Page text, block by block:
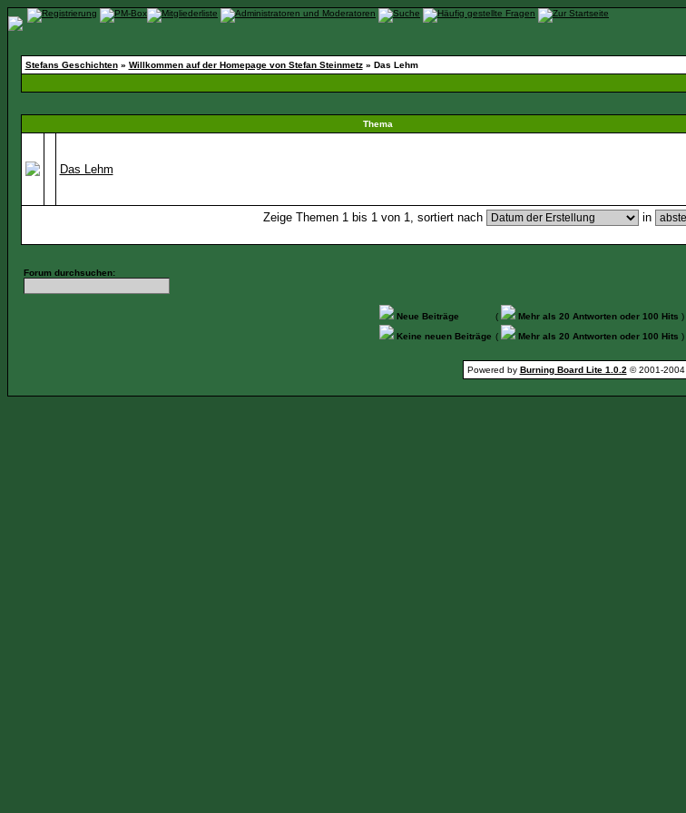
Stefans Geschichten» Willkommen auf der Homepage von Stefan Steinmetz» Das Lehm
Thema
Das Lehm
Zeige Themen 1 bis 1 von 1, sortiert nach in
Forum durchsuchen:
Neue Beiträge ( Mehr als 20 Antworten oder 100 Hits )
Keine neuen Beiträge ( Mehr als 20 Antworten oder 100 Hits )
Powered by Burning Board Lite 1.0.2 © 2001-2004